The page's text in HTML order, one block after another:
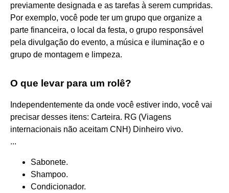
previamente designada e as tarefas à serem cumpridas.
Por exemplo, você pode ter um grupo que organize a
parte financeira, o local da festa, o grupo responsável
pela divulgação do evento, a música e iluminação e o
grupo de montagem e limpeza.
O que levar para um rolê?
Independentemente da onde você estiver indo, você vai
precisar desses itens: Carteira. RG (Viagens
internacionais não aceitam CNH) Dinheiro vivo.
...
Sabonete.
Shampoo.
Condicionador.